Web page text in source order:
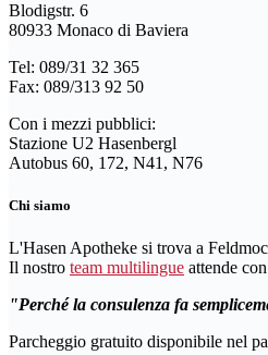
Blodigstr. 6
80933 Monaco di Baviera
Tel: 089/31 32 365
Fax: 089/313 92 50
Con i mezzi pubblici:
Stazione U2 Hasenbergl
Autobus 60, 172, N41, N76
Chi siamo
L'Hasen Apotheke si trova a
Il nostro team multilingue attende
Perché la consulenza fa
Parcheggio gratuito disponibile nel